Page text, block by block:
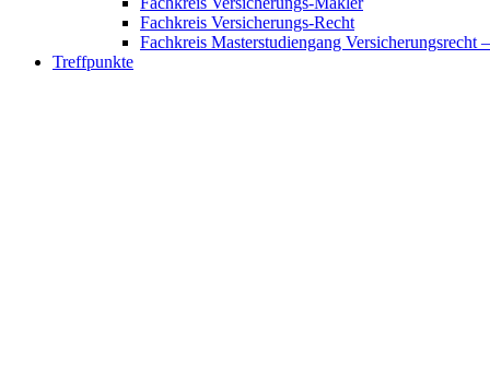
Fachkreis Versicherungs-Recht
Fachkreis Masterstudiengang Versicherungsrecht
Treffpunkte